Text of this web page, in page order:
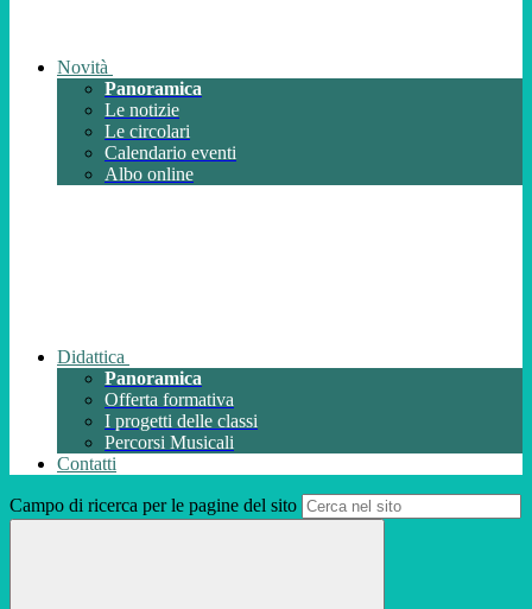
Novità
Panoramica
Le notizie
Le circolari
Calendario eventi
Albo online
Didattica
Panoramica
Offerta formativa
I progetti delle classi
Percorsi Musicali
Contatti
Campo di ricerca per le pagine del sito